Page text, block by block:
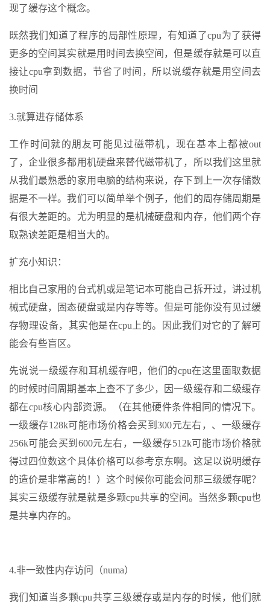
现了缓存这个概念。
既然我们知道了程序的局部性原理，有知道了cpu为了获得
更多的空间其实就是用时间去换空间，但是缓存就是可以直
接让cpu拿到数据，节省了时间，所以说缓存就是用空间去
换时间
3.就算进存储体系
工作时间就的朋友可能见过磁带机，现在基本上都被out
了，企业很多都用机硬盘来替代磁带机了，所以我们这里就
从我们最熟悉的家用电脑的结构来说，存下到上一次存储数
据是不一样。我们可以简单举个例子，他们的周存储周期是
有很大差距的。尤为明显的是机械硬盘和内存，他们两个存
取熟读差距是相当大的。
扩充小知识：
相比自己家用的台式机或是笔记本可能自己拆开过，讲过机
械式硬盘，固态硬盘或是内存等等。但是可能你没有见过缓
存物理设备，其实他是在cpu上的。因此我们对它的了解可
能会有些盲区。
先说说一级缓存和耳机缓存吧，他们的cpu在这里面取数据
的时候时间周期基本上查不了多少，因一级缓存和二级缓存
都在cpu核心内部资源。（在其他硬件条件相同的情况下。
一级缓存128k可能市场价格会买到300元左右，、一级缓存
256k可能会买到600元左右，一级缓存512k可能市场价格就
得过四位数这个具体价格可以参考京东啊。这足以说明缓存
的造价是非常高的！）这个时候你可能会问那三级缓存呢？
其实三级缓存就是就是多颗cpu共享的空间。当然多颗cpu也
是共享内存的。
4.非一致性内存访问（numa）
我们知道当多颗cpu共享三级缓存或是内存的时候，他们就